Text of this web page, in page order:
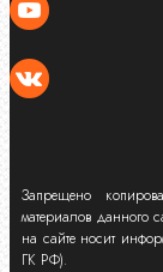
Запрещено
материалов данного
на сайте носит
ГК РФ).